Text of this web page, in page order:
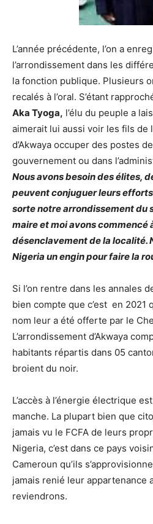
L’année précédente, l’on a
l’arrondissement dans les
la fonction publique. Plusieurs
recalés à l’oral. S’étant
Aka Tyoga, l’élu du peuple a
aimerait lui aussi voir les fils de
d’Akwaya occuper des postes
gouvernement ou dans
Nous avons besoin des élites,
peuvent conjuguer leurs efforts
sorte notre arrondissement du
maire et moi avons commencé
désenclavement de la localité.
Nigeria un engin pour faire la
Si l’on rentre dans les annales
bien compte que c’est en 2021
nom leur a été offerte par le
L’arrondissement d’Akwaya
habitants répartis dans 05
broient du noir.
L’accès à l’énergie électrique
manche. La plupart bien que
jamais vu le FCFA de leurs
Nigeria, c’est dans ce pays
Cameroun qu’ils
jamais renié leur appartenance
reviendrons.